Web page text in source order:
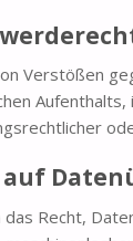
Verstößen
auf
das Recht,